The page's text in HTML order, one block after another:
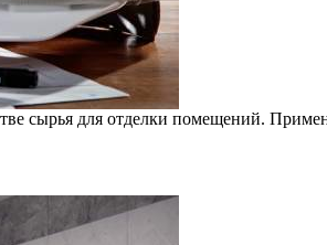
сырья для отделки помещений.